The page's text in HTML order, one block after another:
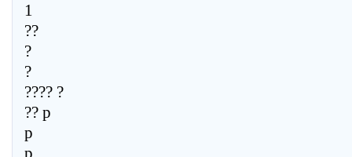
1
??
?
?
???? ?
?? p
p
p